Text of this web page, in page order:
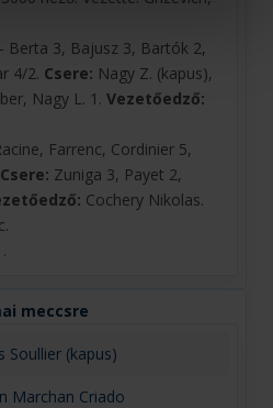
Berta 3, Bajusz 3, Bartók 2,
4/2. Csere: Nagy Z. (kapus),
Nagy L. 1. Vezetőedző:
Farrenc, Cordinier 5,
Csere: Zuniga 3, Payet 2,
Cochery Nikolas.
meccsre
Soullier (kapus)
Marchan Criado